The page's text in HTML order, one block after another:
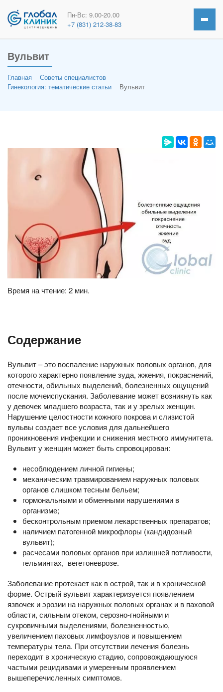
Пн-Вс: 9.00-20.00
+7 (831) 212-38-83
Вульвит
Главная
Советы специалистов
Гинекология: тематические статьи
Вульвит
Время на чтение: 2 мин.
Содержание
Вульвит – это воспаление наружных половых органов, для
которого характерно появление зуда, жжения, покраснений,
отечности, обильных выделений, болезненных ощущений
после мочеиспускания. Заболевание может возникнуть как
у девочек младшего возраста, так и у зрелых женщин.
Нарушение целостности кожного покрова и слизистой
вульвы создает все условия для дальнейшего
проникновения инфекции и снижения местного иммунитета.
Вульвит у женщин может быть спровоцирован:
несоблюдением личной гигиены;
механическим травмированием наружных половых
органов слишком тесным бельем;
гормональными и обменными нарушениями в
организме;
бесконтрольным приемом лекарственных препаратов;
наличием патогенной микрофлоры (кандидозный
вульвит);
расчесами половых органов при излишней потливости,
гельминтах, вегетоневрозе.
Заболевание протекает как в острой, так и в хронической
форме. Острый вульвит характеризуется появлением
язвочек и эрозии на наружных половых органах и в паховой
области, сильным отеком, серозно-гнойными и
сукровичными выделениями, болезненностью,
увеличением паховых лимфоузлов и повышением
температуры тела. При отсутствии лечения болезнь
переходит в хроническую стадию, сопровождающуюся
частыми рецидивами и умеренным проявлением
вышеперечисленных симптомов.